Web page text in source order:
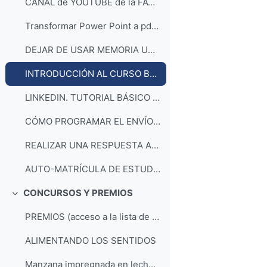
CANAL de YOUTUBE de la FACULTAD de VETERINARIA de la UNIVERSIDAD DE ZARAGOZA
Transformar Power Point a pdf para evitar cambios de formato en el documento
DEJAR DE USAR MEMORIA USB EN ENTORNO GOOGLE
INTRODUCCIÓN AL CURSO BÁSICO DE LINKEDIN EN LA FTAD. VETERINARIA ZARAGOZA (UPDATED)
LINKEDIN. TUTORIAL BÁSICO PARA FTAD. VETERINARIA ZARAGOZA (UPDATED)
CÓMO PROGRAMAR EL ENVÍO CORREO ELECTRÓNICO
REALIZAR UNA RESPUESTA AUTOMÁTICA CON EL CORREO ELECTRÓNICO
AUTO-MATRÍCULA DE ESTUDIANTES EN MOODLE
Colapsar
CONCURSOS Y PREMIOS
PREMIOS (acceso a la lista de reproducción)
ALIMENTANDO LOS SENTIDOS
Manzana impregnada en leche con cobertura de chocolate. Proceso de Elaboración